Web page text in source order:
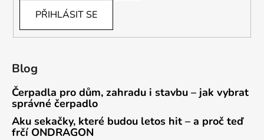
PŘIHLÁSIT SE
Blog
Čerpadla pro dům, zahradu i stavbu – jak vybrat
správné čerpadlo
Aku sekačky, které budou letos hit – a proč teď
frčí ONDRAGON